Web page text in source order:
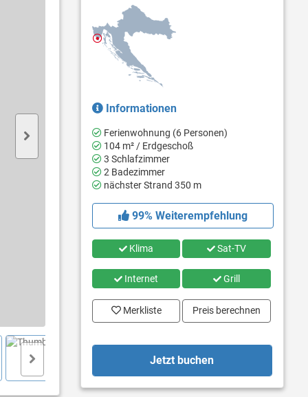
Informationen
Ferienwohnung (6 Personen)
104 m² / Erdgeschoß
3 Schlafzimmer
2 Badezimmer
nächster Strand 350 m
99% Weiterempfehlung
Klima Sat-TV
Internet Grill
Merkliste Preis berechnen
Jetzt buchen